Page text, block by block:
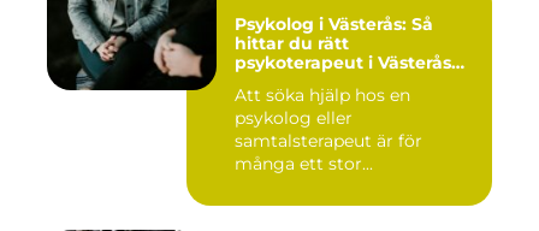
Psykolog i Västerås: Så
hittar du rätt
psykoterapeut i Västerås
Att söka hjälp hos en
psykolog eller
samtalsterapeut är för
många ett stor...